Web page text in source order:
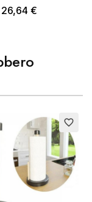
26,64 €
favorite_border